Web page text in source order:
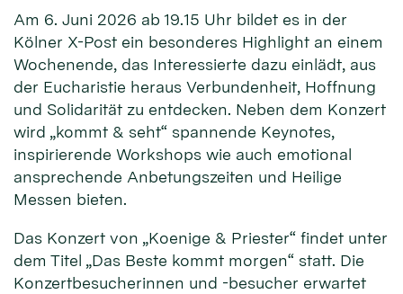
Am 6. Juni 2026 ab 19.15 Uhr bildet es in der
Kölner X-Post ein besonderes Highlight an einem
Wochenende, das Interessierte dazu einlädt, aus
der Eucharistie heraus Verbundenheit, Hoffnung
und Solidarität zu entdecken. Neben dem Konzert
wird „kommt & seht“ spannende Keynotes,
inspirierende Workshops wie auch emotional
ansprechende Anbetungszeiten und Heilige
Messen bieten.
Das Konzert von „Koenige & Priester“ findet unter
dem Titel „Das Beste kommt morgen“ statt. Die
Konzertbesucherinnen und -besucher erwartet